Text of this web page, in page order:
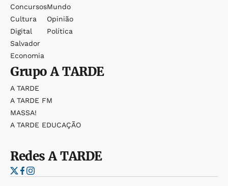
Concursos
Cultura
Digital
Salvador
Economia
Mundo
Opinião
Política
GrupoA TARDE
A TARDE
A TARDE FM
MASSA!
A TARDE EDUCAÇÃO
RedesA TARDE